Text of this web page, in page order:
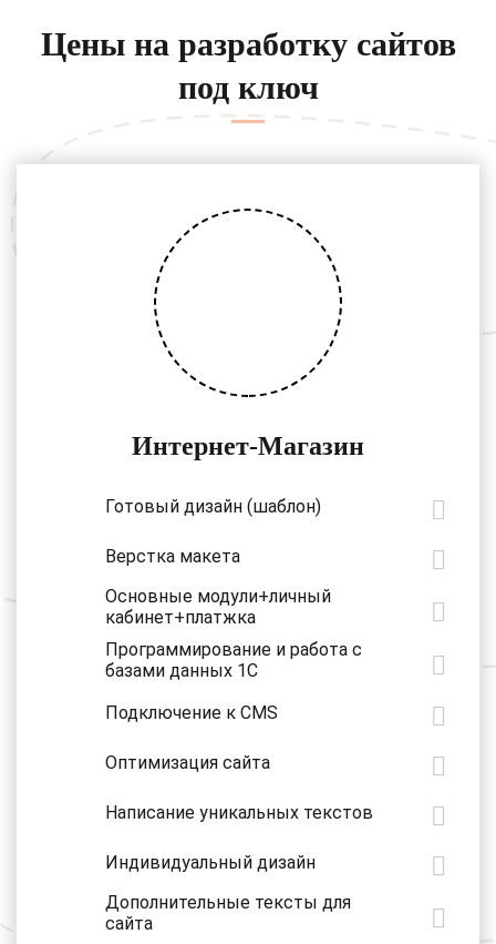
Цены на разработку сайтов
под ключ
Интернет-Магазин
Готовый дизайн (шаблон)
Верстка макета
Основные модули+личный
кабинет+платжка
Программирование и работа с
базами данных 1С
Подключение к CMS
Оптимизация сайта
Написание уникальных текстов
Индивидуальный дизайн
Дополнительные тексты для
сайта